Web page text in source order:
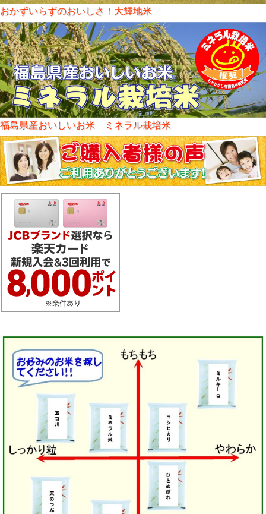
おかずいらずのおいしさ！大輝地米
福島県産おいしいお米 ミネラル栽培米